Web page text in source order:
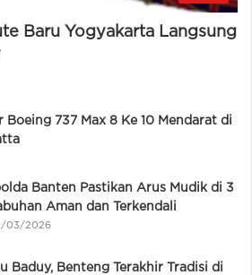
Baru Yogyakarta Langsung
Boeing 737 Max 8 Ke 10 Mendarat di
Banten Pastikan Arus Mudik di 3
Aman dan Terkendali
03/2026
Baduy, Benteng Terakhir Tradisi di